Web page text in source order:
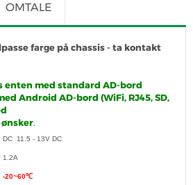
OMTALE
farge på chassis - ta kontakt
enten med standard AD-bord
Android AD-bord (WiFi, RJ45, SD,
.
DC 11.5 - 13V DC
1.2A
-20~60℃